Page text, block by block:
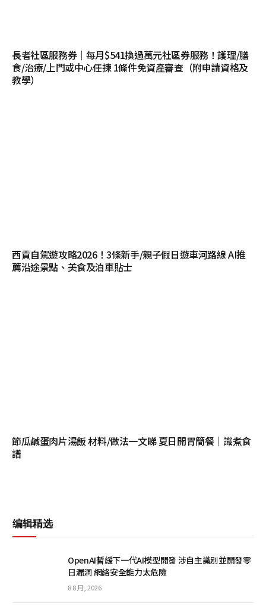
長者社區服務券｜每月$541換過萬元社區券服務！護理/膳
食/治療/上門或中心任揀 1條件免資產審查（附申請資格及
教學）
西貢自駕遊攻略2026！3條新手/親子假日遊車河路線 AI推
薦沿途景點、美食及泊車貼士
節瓜鹹蛋肉片湯飯 材料/做法一文睇 夏日開胃簡餐｜識煮食
譜
编辑精选
OpenAI暫緩下一代AI模型開發 涉自主識別並開發零
日漏洞 網絡安全能力太危險
8 8 月, 2026